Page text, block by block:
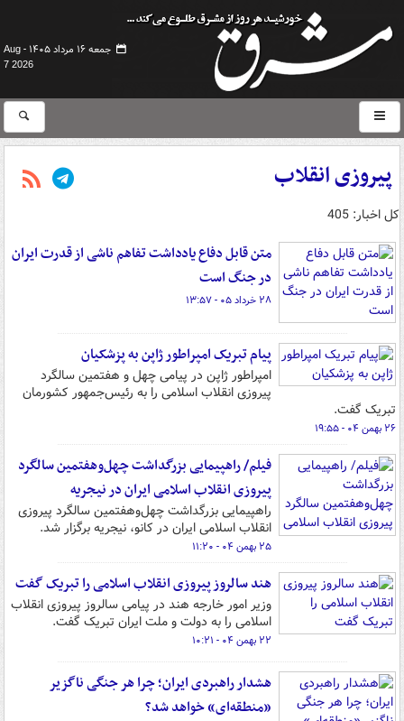
جمعه ۱۶ مرداد ۱۴۰۵ -
Aug
7 2026
پیروزی انقلاب
کل اخبار: 405
متن قابل دفاع یادداشت تفاهم ناشی از قدرت ایران
در جنگ است
۲۸ خرداد ۰۵ - ۱۳:۵۷
پیام تبریک امپراطور ژاپن به پزشکیان
امپراطور ژاپن در پیامی چهل و هفتمین سالگرد
پیروزی انقلاب اسلامی را به رئیس‌جمهور کشورمان
تبریک گفت.
۲۶ بهمن ۰۴ - ۱۹:۵۵
فیلم/ راهپیمایی بزرگداشت چهل‌وهفتمین سالگرد
پیروزی انقلاب اسلامی ایران در نیجریه
راهپیمایی بزرگداشت چهل‌وهفتمین سالگرد پیروزی
انقلاب اسلامی ایران در کانو، نیجریه برگزار شد.
۲۵ بهمن ۰۴ - ۱۱:۲۰
هند سالروز پیروزی انقلاب اسلامی را تبریک گفت
وزیر امور خارجه هند در پیامی سالروز پیروزی انقلاب
اسلامی را به دولت و ملت ایران تبریک گفت.
۲۲ بهمن ۰۴ - ۱۰:۲۱
هشدار راهبردی ایران؛ چرا هر جنگی ناگزیر
«منطقه‌ای» خواهد شد؟